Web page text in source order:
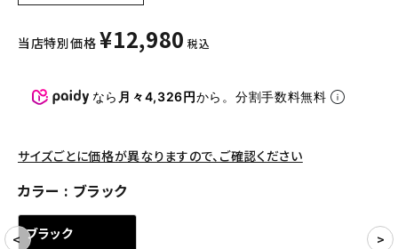
スニーカー・ブーツ
パンツ・ショーツ
SEASON
CONTENTS
当店特別価格 ¥12,980 税込
なら 月々4,326円から。分割手数料無料
サイズごとに価格が異なりますので、ご確認ください
カラー ブラック
ブラック